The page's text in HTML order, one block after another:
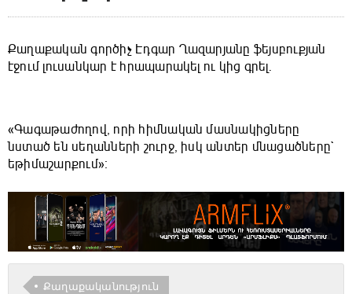
Քաղաքական գործիչ Էդգար Ղազարյանը ֆեյսբուքյան
էջում լուսանկար է հրապարակել ու կից գրել․
«Գագաթաժողով, որի հիմնական մասնակիցները
նստած են սեղանների շուրջ, իսկ անտեր մնացածները`
եթիմաշարքում»։
Քաղաքականություն